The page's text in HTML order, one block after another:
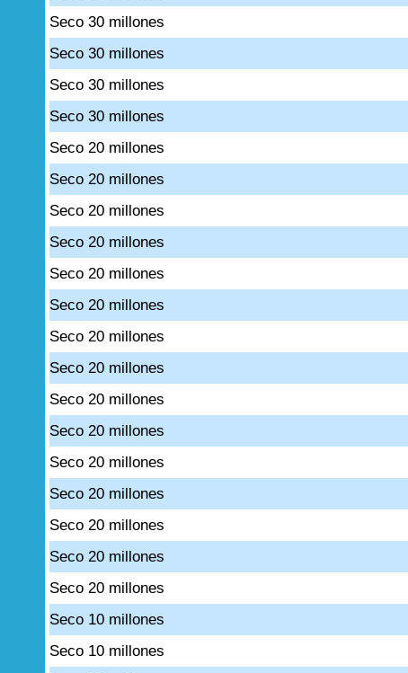
Seco 30 millones
Seco 30 millones
Seco 30 millones
Seco 30 millones
Seco 20 millones
Seco 20 millones
Seco 20 millones
Seco 20 millones
Seco 20 millones
Seco 20 millones
Seco 20 millones
Seco 20 millones
Seco 20 millones
Seco 20 millones
Seco 20 millones
Seco 20 millones
Seco 20 millones
Seco 20 millones
Seco 20 millones
Seco 10 millones
Seco 10 millones